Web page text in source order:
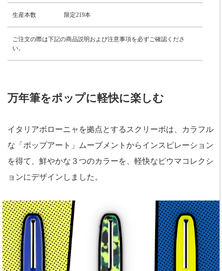
生産本数 限定219本
ご注文の際は下記の商品説明および注意事項を必ずご確認くださ
い。
万年筆をポップに軽快に楽しむ
イタリアボローニャを拠点とするスクリーボは、カラフル
な「ポップアート」ムーブメントからインスピレーション
を得て、鮮やかな３つのカラーを、軽快なピウマコレクシ
ョンにデザインしました。